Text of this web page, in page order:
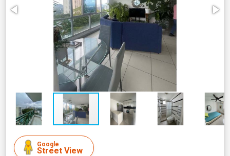
Google
Street View